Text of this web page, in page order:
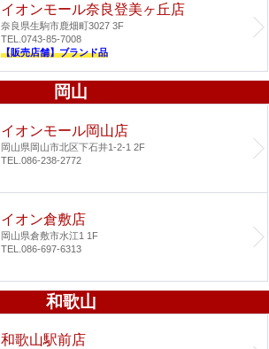
イオンモール奈良登美ヶ丘店
奈良県生駒市鹿畑町3027 3F
TEL.0743-85-7008
【販売店舗】ブランド品
岡山
イオンモール岡山店
岡山県岡山市北区下石井1-2-1 2F
TEL.086-238-2772
イオン倉敷店
岡山県倉敷市水江1 1F
TEL.086-697-6313
和歌山
和歌山駅前店